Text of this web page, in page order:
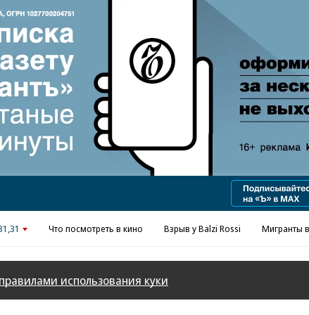
Реклама в «Ъ» www.kommersant.ru/ad
Что посмотреть в кино Взрыв у Balzi Rossi Мигранты
правилами использования куки